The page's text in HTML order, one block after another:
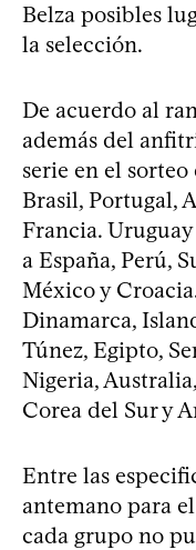
Belza posibles
la selección.
De acuerdo al
además del
serie en el
Brasil, Portugal,
Francia.
a España, Perú,
México y
Dinamarca,
Túnez, Egipto,
Nigeria,
Corea del Sur y
Entre las
antemano para
cada grupo no